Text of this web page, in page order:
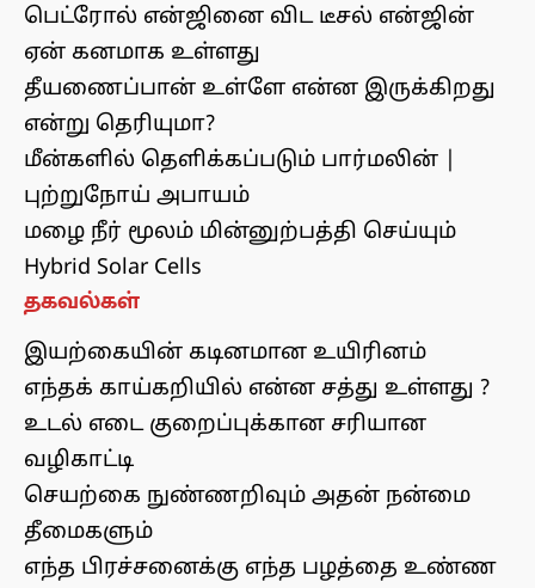
பெட்ரோல் என்ஜினை விட டீசல் என்ஜின்
ஏன் கனமாக உள்ளது
தீயணைப்பான் உள்ளே என்ன இருக்கிறது
என்று தெரியுமா?
மீன்களில் தெளிக்கப்படும் பார்மலின் |
புற்றுநோய் அபாயம்
மழை நீர் மூலம் மின்னுற்பத்தி செய்யும்
Hybrid Solar Cells
தகவல்கள்
இயற்கையின் கடினமான உயிரினம்
எந்தக் காய்கறியில் என்ன சத்து உள்ளது ?
உடல் எடை குறைப்புக்கான சரியான
வழிகாட்டி
செயற்கை நுண்ணறிவும் அதன் நன்மை
தீமைகளும்
எந்த பிரச்சனைக்கு எந்த பழத்தை உண்ண